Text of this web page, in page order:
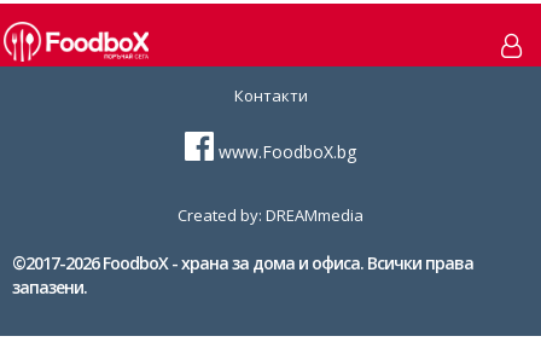
Контакти
www.FoodboX.bg
Created by: DREAMmedia
©2017-2026 FoodboX - храна за дома и офиса. Всички права
запазени.